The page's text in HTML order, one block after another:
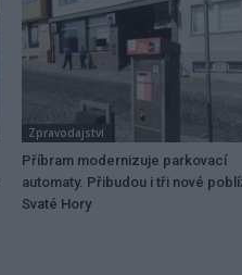
Zpravodajství
Příbram modernizuje parkovací
automaty. Přibudou i tři nové
Svaté Hory